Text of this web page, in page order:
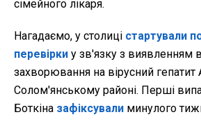
сімейного лікаря.
Нагадаємо, у столиці стартували
перевірки у зв'язку з виявленням
захворювання на вірусний гепатит
Солом'янському районі. Перші
Боткіна зафіксували минулого